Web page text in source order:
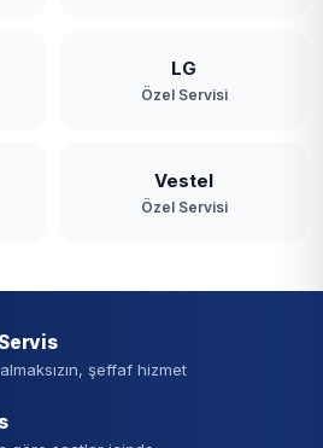
LG
Özel Servisi
Vestel
Özel Servisi
şeffaf hizmet